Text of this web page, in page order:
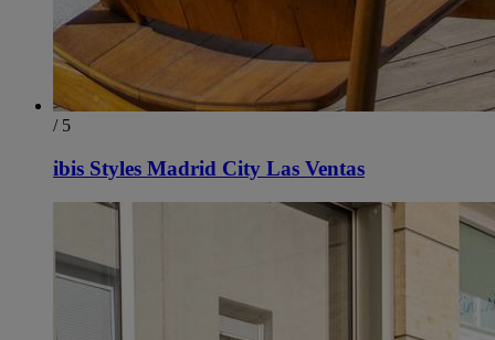
/ 5
ibis Styles Madrid City Las Ventas